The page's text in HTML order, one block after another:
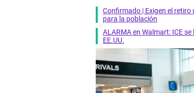
Confirmado | Exigen el
para la población
ALARMA en Walmart: ICE
EE.UU.